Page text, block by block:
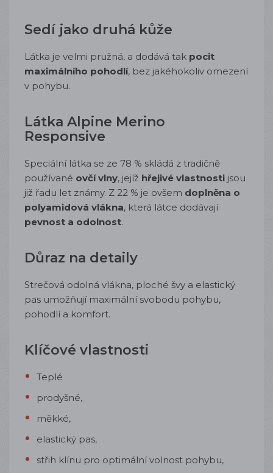
Sedí jako druhá kůže
Látka je velmi pružná, a dodává tak pocit
maximálního pohodlí, bez jakéhokoliv omezení
v pohybu.
Látka Alpine Merino
Responsive
Speciální látka se ze 78 % skládá z tradičně
používané ovčí vlny, jejíž hřejivé vlastnosti jsou
již řadu let známy. Z 22 % je ovšem doplněna o
polyamidová vlákna, která látce dodávají
pevnost a odolnost.
Důraz na detaily
Strečová odolná vlákna, ploché švy a elastický
pas umožňují maximální svobodu pohybu,
pohodlí a komfort.
Klíčové vlastnosti
Teplé
prodyšné,
měkké,
elastický pas,
střih klínu pro optimální volnost pohybu,